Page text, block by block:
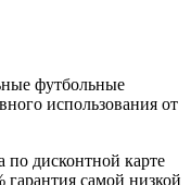
футбольные
использования от
по дисконтной карте
гарантия самой низкой